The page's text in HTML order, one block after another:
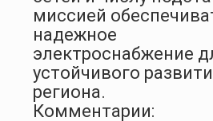
миссией
надежное
электроснабжение
устойчивого
региона.
Комментарии: